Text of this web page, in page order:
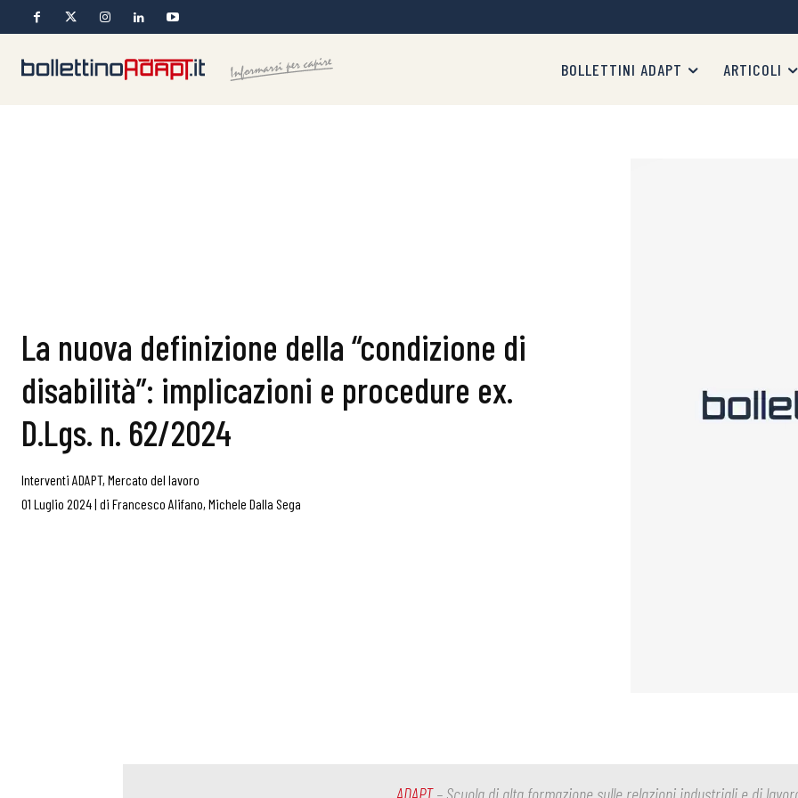
BOLLETTINI ADAPT ARTICOLI
La nuova definizione della “condizione di
disabilità”: implicazioni e procedure ex.
D.Lgs. n. 62/2024
Interventi ADAPT, Mercato del lavoro
01 Luglio 2024| di Francesco Alifano, Michele Dalla Sega
ADAPT– Scuola di alta formazione sulle relazioni industriali e di